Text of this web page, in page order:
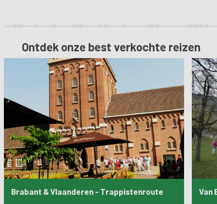
Ontdek onze best verkochte reizen
Brabant & Vlaanderen - Trappistenroute Van